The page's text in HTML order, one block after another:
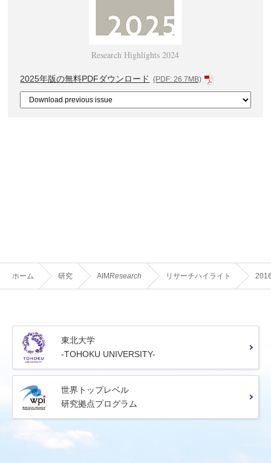
Research Highlights 2024
2025年版の無料PDFダウンロード (PDF: 26.7MB)
ホーム 研究 AIMResearch リサーチハイライト
東北大学
-TOHOKU UNIVERSITY-
世界トップレベル
研究拠点プログラム